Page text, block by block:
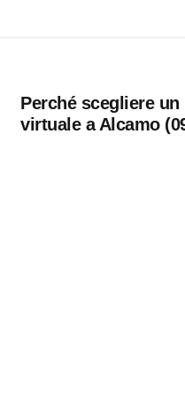
Perché scegliere un
virtuale a Alcamo